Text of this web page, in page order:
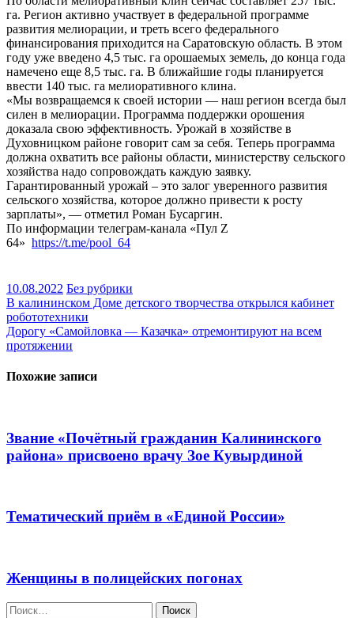
га. Регион активно участвует в федеральной программе
развития мелиорации, и треть всего федерального
финансирования приходится на Саратовскую область. В этом
году уже введено 4,5 тыс. га орошаемых земель, до конца года
намечено еще 8,5 тыс. га. В ближайшие годы планируется
ввести 140 тыс. га мелиоративного клина.
«Мы возвращаемся к своей истории — наш регион всегда был
силен в мелиорации. Программа поддержки орошения
доказала свою эффективность. Урожай в хозяйстве в
Духовницком районе говорит сам за себя. Теперь программа
должна охватить все районы области, министерству сельского
хозяйства надо сопровождать каждую заявку.
Гарантированный урожай – это залог уверенного развития
сельского хозяйства, которое должно привести к росту
зарплаты», — отметил Роман Бусаргин.
По информации телеграм-канала «Пул Z
64» https://t.me/pool_64
10.08.2022 Без рубрики
Навигация
по
записям
В калининском Доме детского творчества открылся кабинет
робототехники
Дорогу «Самойловка — Казачка» отремонтируют на всем
протяжении
Похожие записи
Звание «Почётный гражданин Калининского
района» присвоено врачу Зое Кувырдиной
Тематический приём в «Единой России»
Женщины в полицейских погонах
Найти: